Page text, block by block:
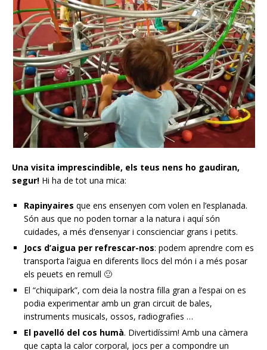
Una visita imprescindible, els teus nens ho gaudiran,
segur! Hi ha de tot una mica:
Rapinyaires que ens ensenyen com volen en l’esplanada.
Són aus que no poden tornar a la natura i aquí són
cuidades, a més d’ensenyar i conscienciar grans i petits.
Jocs d’aigua per refrescar-nos: podem aprendre com es
transporta l’aigua en diferents llocs del món i a més posar
els peuets en remull 🙂
El “chiquipark”, com deia la nostra filla gran a l’espai on es
podia experimentar amb un gran circuit de bales,
instruments musicals, ossos, radiografies …
El pavelló del cos humà. Divertidíssim! Amb una càmera
que capta la calor corporal, jocs per a compondre un